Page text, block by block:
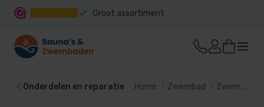
Groot assortiment
Onderdelen en reparatie Home Zwembad Zwembadtechniek